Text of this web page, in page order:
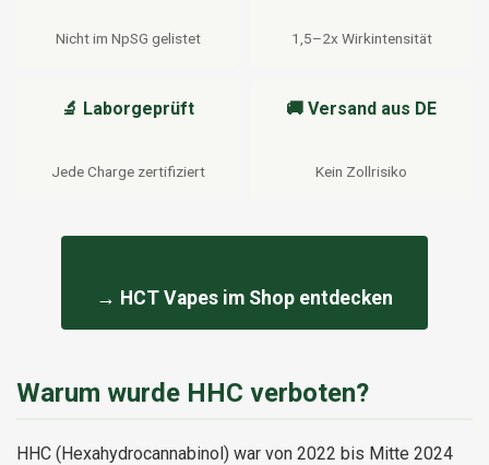
Nicht im NpSG gelistet 1,5–2x Wirkintensität
🔬 Laborgeprüft
Jede Charge zertifiziert
🚚 Versand aus DE
Kein Zollrisiko
→ HCT Vapes im Shop entdecken
Warum wurde HHC verboten?
HHC (Hexahydrocannabinol) war von 2022 bis Mitte 2024